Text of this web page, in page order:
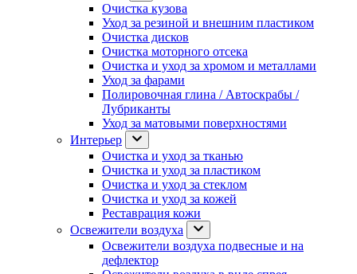
Очистка кузова
Уход за резиной и внешним пластиком
Очистка дисков
Очистка моторного отсека
Очистка и уход за хромом и металлами
Уход за фарами
Полировочная глина / Автоскрабы /
Лубриканты
Уход за матовыми поверхностями
Интерьер
Очистка и уход за тканью
Очистка и уход за пластиком
Очистка и уход за стеклом
Очистка и уход за кожей
Реставрация кожи
Освежители воздуха
Освежители воздуха подвесные и на
дефлектор